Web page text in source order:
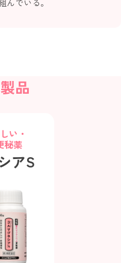
品
い・
秘薬
アS